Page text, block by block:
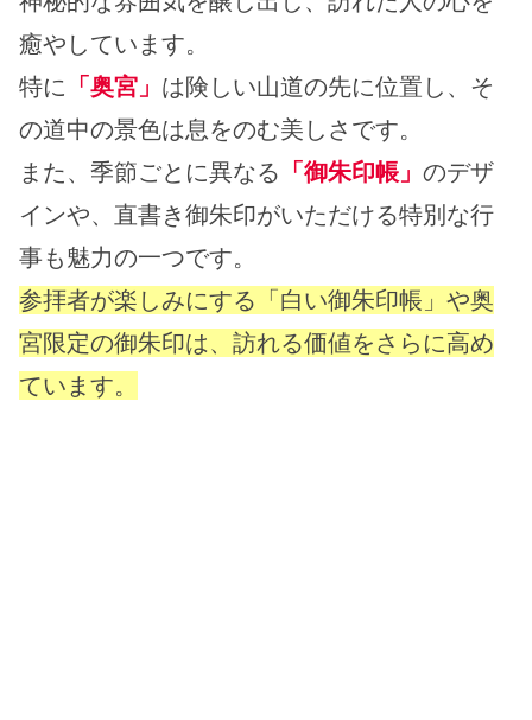
癒やしています。
特に 「奥宮」 は険しい山道の先に位置し、そ
の道中の景色は息をのむ美しさです。
また、季節ごとに異なる 「御朱印帳」 のデザ
インや、直書き御朱印がいただける特別な行
事も魅力の一つです。
参拝者が楽しみにする「白い御朱印帳」や奥
宮限定の御朱印は、訪れる価値をさらに高め
ています。